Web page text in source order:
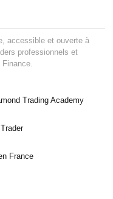
accessible et ouverte à
professionnels et
Trading Academy
France